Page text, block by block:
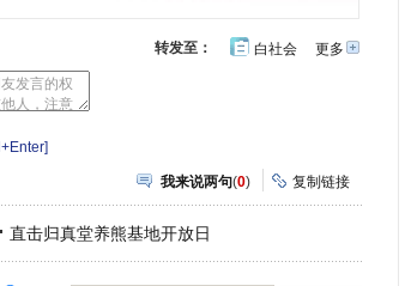
更多开
转发至： 白社会
我来说两句(0) 复制链接
直击归真堂养熊基地开放日